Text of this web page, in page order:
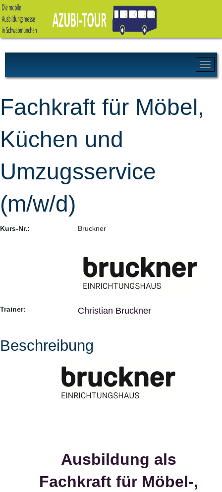
Fachkraft für Möbel,
Küchen und
Umzugsservice
(m/w/d)
Kurs-Nr.: Bruckner
Trainer: Christian Bruckner
Beschreibung
Ausbildung als
Fachkraft für Möbel-,